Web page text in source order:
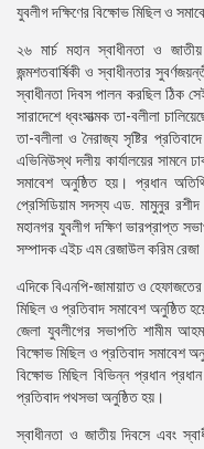
যুবলীগ দক্ষিণের বিক্ষোভ মিছিল ও
২৬ মার্চ মহান স্বাধীনতা ও
জন্মশতবার্ষিকী ও স্বাধীনতার
স্বাধীনতা দিবস পালন করছিল ঠিক
সারাদেশে ধ্বংসাত্মক তা-বলীলা
তা-বলীলা ও নৈরাজ্য সৃষ্টির
এভিনিউস্থ দলীয় কার্যালয়ের সামনে
সমাবেশ অনুষ্ঠিত হয়। প্রধান
প্রেসিডিয়াম সদস্য এড. মামুনুর
মহানগর যুবলীগ দক্ষিণ ভারপ্রাপ্ত
সম্পাদক এইচ এম রেজাউল করিম
এদিকে বিএনপি-জামায়াত ও
মিছিল ও প্রতিবাদ সমাবেশ অনুষ্ঠিত
জেলা যুবলীগের সভাপতি শামীম
বিক্ষোভ মিছিল ও প্রতিবাদ সমাবেশ
বিক্ষোভ মিছিল বিভিন্ন প্রধান
প্রতিবাদ পথসভা অনুষ্ঠিত হয়।
স্বাধীনতা ও জাতীয় দিবসে এবং